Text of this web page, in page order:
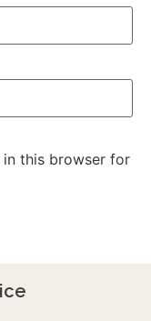
in this browser for